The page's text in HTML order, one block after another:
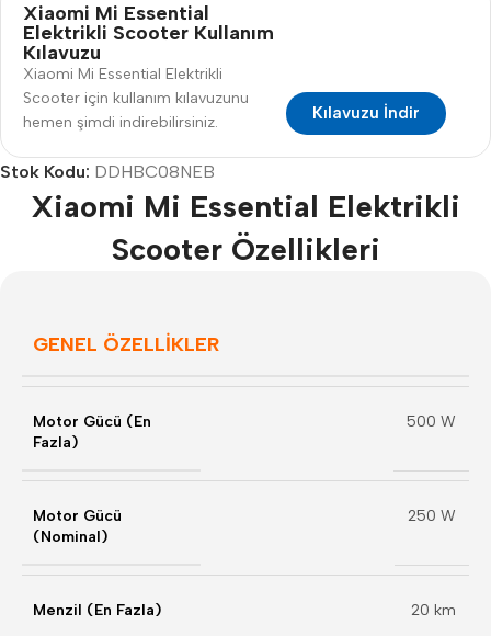
Xiaomi Mi Essential
Elektrikli Scooter Kullanım
Kılavuzu
Xiaomi Mi Essential Elektrikli
Scooter için kullanım kılavuzunu
hemen şimdi indirebilirsiniz.
Kılavuzu İndir
Stok Kodu: DDHBC08NEB
Xiaomi Mi Essential Elektrikli
Scooter Özellikleri
GENEL ÖZELLİKLER
Motor Gücü (En
Fazla)
500 W
Motor Gücü
(Nominal)
250 W
Menzil (En Fazla) 20 km